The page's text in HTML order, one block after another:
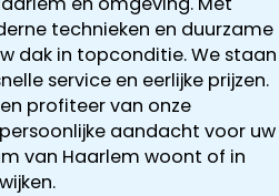
technieken en duurzame
dak in topconditie. We staan
service en eerlijke prijzen.
profiteer van onze
aandacht voor uw
van Haarlem woont of in